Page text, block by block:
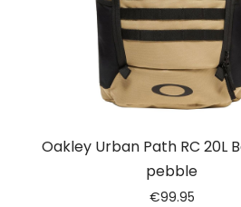
Oakley Urban Path RC 20L
pebble
€99.95